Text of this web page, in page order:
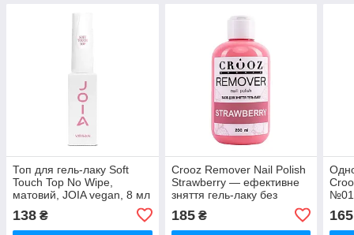
Топ для гель-лаку Soft
Touch Top No Wipe,
матовий, JOIA vegan, 8 мл
138 ₴
Crooz Remover Nail Polish
Strawberry — ефективне
зняття гель-лаку без
185₴ 165